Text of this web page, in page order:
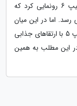
مدتی قبل سامسونگ از گوشی گلکسی زد فلیپ 6 رونمایی کرد که
رسد. اما در این میان
آیا این گوشی نسبت به نسل قبلی یعنی زد فلیپ 5 با ارتقاهای جذابی
در این مطلب به همین